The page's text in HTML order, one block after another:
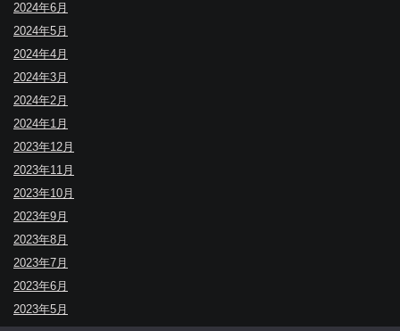
2024年6月
2024年5月
2024年4月
2024年3月
2024年2月
2024年1月
2023年12月
2023年11月
2023年10月
2023年9月
2023年8月
2023年7月
2023年6月
2023年5月